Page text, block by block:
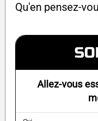
Qu'en pensez-
Allez-vous